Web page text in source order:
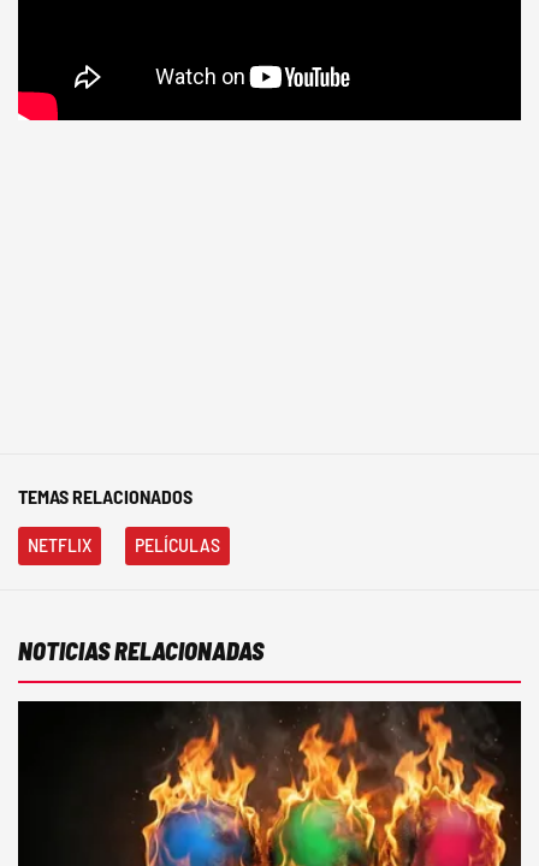
TEMAS RELACIONADOS
NETFLIX PELÍCULAS
NOTICIAS RELACIONADAS